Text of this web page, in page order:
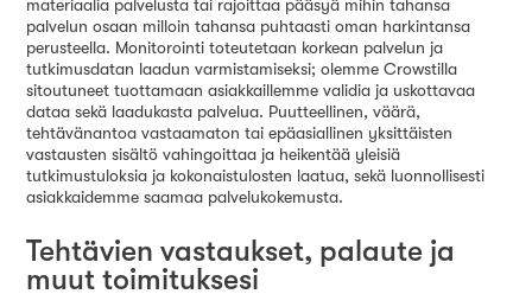
materiaalia palvelusta tai rajoittaa pääsyä mihin tahansa
palvelun osaan milloin tahansa puhtaasti oman harkintansa
perusteella. Monitorointi toteutetaan korkean palvelun ja
tutkimusdatan laadun varmistamiseksi; olemme Crowstilla
sitoutuneet tuottamaan asiakkaillemme validia ja uskottavaa
dataa sekä laadukasta palvelua. Puutteellinen, väärä,
tehtävänantoa vastaamaton tai epäasiallinen yksittäisten
vastausten sisältö vahingoittaa ja heikentää yleisiä
tutkimustuloksia ja kokonaistulosten laatua, sekä luonnollisesti
asiakkaidemme saamaa palvelukokemusta.
Tehtävien vastaukset, palaute ja
muut toimituksesi